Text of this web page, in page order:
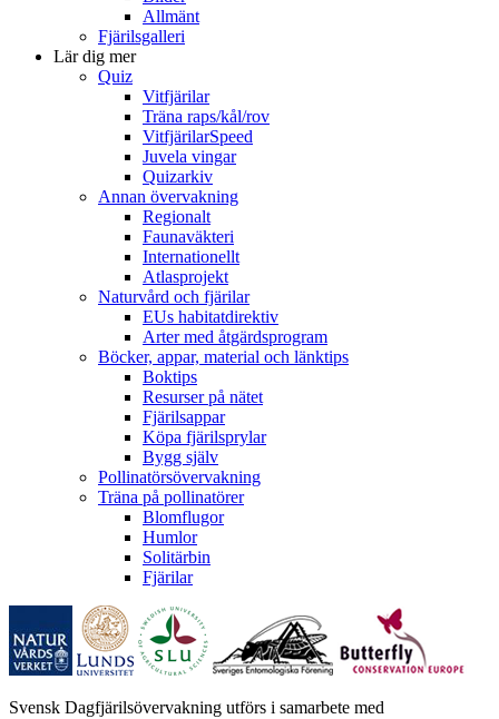
Allmänt
Fjärilsgalleri
Lär dig mer
Quiz
Vitfjärilar
Träna raps/kål/rov
VitfjärilarSpeed
Juvela vingar
Quizarkiv
Annan övervakning
Regionalt
Faunaväkteri
Internationellt
Atlasprojekt
Naturvård och fjärilar
EUs habitatdirektiv
Arter med åtgärdsprogram
Böcker, appar, material och länktips
Boktips
Resurser på nätet
Fjärilsappar
Köpa fjärilsprylar
Bygg själv
Pollinatörsövervakning
Träna på pollinatörer
Blomflugor
Humlor
Solitärbin
Fjärilar
Svensk Dagfjärilsövervakning utförs i samarbete med